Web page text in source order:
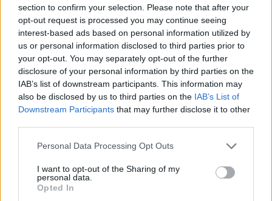
section to confirm your selection. Please note that after your
opt-out request is processed you may continue seeing
interest-based ads based on personal information utilized by
us or personal information disclosed to third parties prior to
your opt-out. You may separately opt-out of the further
disclosure of your personal information by third parties on the
IAB’s list of downstream participants. This information may
also be disclosed by us to third parties on the IAB’s List of
Downstream Participants that may further disclose it to other
Please note that this website/app uses one or more Google
not limited to your visit or usage behaviour. You may click to
grant or deny consent to Google and its third-party tags to
use your data for below specified purposes in below Google
Personal Data Processing Opt Outs
I want to opt-out of the Sharing of my
personal data.
Opted In
AUTORE
Staff